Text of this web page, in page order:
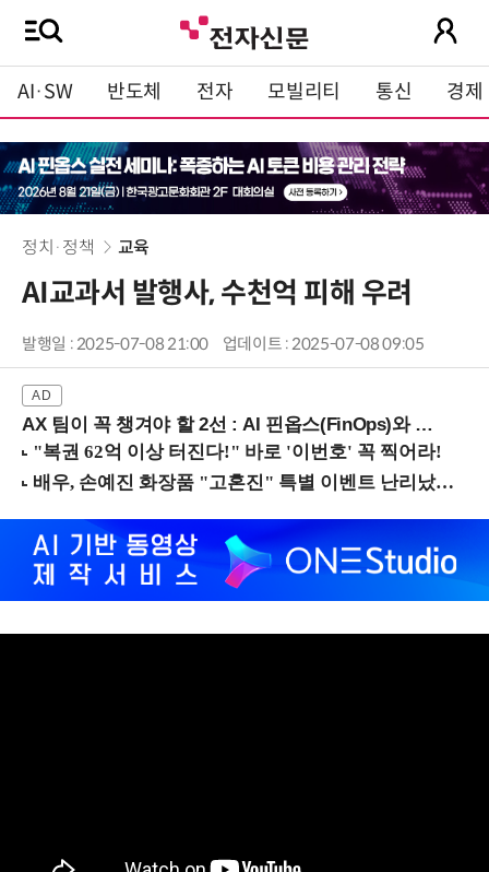
AI·SW 반도체 전자 모빌리티 통신 경제
정치·정책 교육
AI교과서 발행사, 수천억 피해 우려
발행일 : 2025-07-08 21:00 업데이트 : 2025-07-08 09:05
AX 팀이 꼭 챙겨야 할 2선 : AI 핀옵스(FinOps)와 토큰 거버넌스 (8/21 잠실역)